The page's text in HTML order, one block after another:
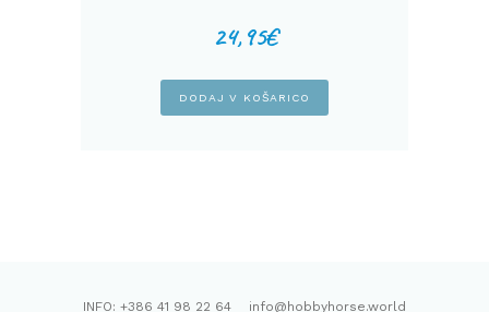
24,95€
DODAJ V KOŠARICO
INFO: +386 41 98 22 64 info@hobbyhorse.world